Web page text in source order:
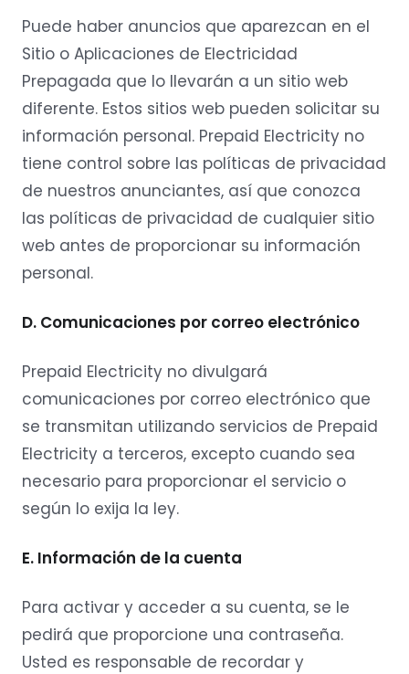
Puede haber anuncios que aparezcan en el
Sitio o Aplicaciones de Electricidad
Prepagada que lo llevarán a un sitio web
diferente. Estos sitios web pueden solicitar su
información personal. Prepaid Electricity no
tiene control sobre las políticas de privacidad
de nuestros anunciantes, así que conozca
las políticas de privacidad de cualquier sitio
web antes de proporcionar su información
personal.
D. Comunicaciones por correo electrónico
Prepaid Electricity no divulgará
comunicaciones por correo electrónico que
se transmitan utilizando servicios de Prepaid
Electricity a terceros, excepto cuando sea
necesario para proporcionar el servicio o
según lo exija la ley.
E. Información de la cuenta
Para activar y acceder a su cuenta, se le
pedirá que proporcione una contraseña.
Usted es responsable de recordar y